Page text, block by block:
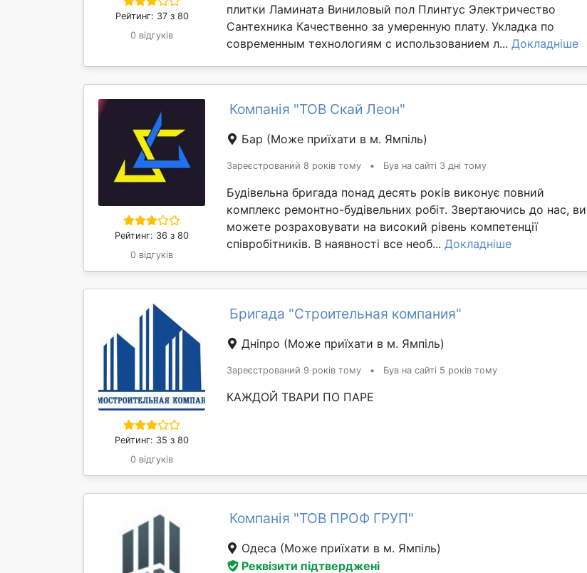
Рейтинг: 37 з 80
0 відгуків
плитки Ламината Виниловый пол Плинтус Электричество
Сантехника Качественно за умеренную плату. Укладка по
современным технологиям с использованием л... Докладніше
Рейтинг: 36 з 80
0 відгуків
Компанія "ТОВ Скай Леон"
Бар (Може приїхати в м. Ямпіль)
Зареєстрований 8 років тому • Був на сайті 3 дні тому
Будівельна бригада понад десять років виконує повний
комплекс ремонтно-будівельних робіт. Звертаючись до нас, ви
можете розраховувати на високий рівень компетенції
співробітників. В наявності все необ... Докладніше
Рейтинг: 35 з 80
0 відгуків
Бригада "Строительная компания"
Дніпро (Може приїхати в м. Ямпіль)
Зареєстрований 9 років тому • Був на сайті 5 років тому
КАЖДОЙ ТВАРИ ПО ПАРЕ
Компанія "ТОВ ПРОФ ГРУП"
Одеса (Може приїхати в м. Ямпіль)
Реквізити підтверджені